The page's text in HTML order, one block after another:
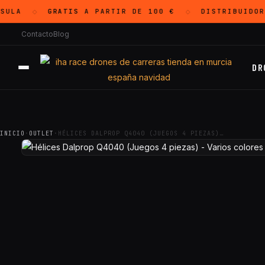
GRATIS A PARTIR DE 100 €
ContactoBlog
INICIO · OUTLET · HÉLICES DALPROP Q4040 (JUEGOS 4 PIEZAS)…